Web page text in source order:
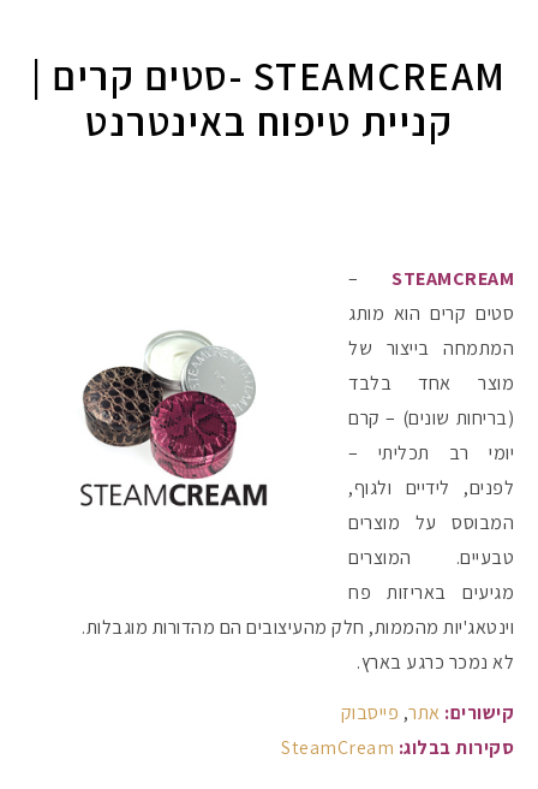
STEAMCREAM -סטים קרים |
קניית טיפוח באינטרנט
STEAMCREAM
–
סטים קרים הוא מותג
המתמחה בייצור של
מוצר אחד בלבד
(בריחות שונים) – קרם
יומי רב תכליתי –
לפנים, לידיים ולגוף,
המבוסס על מוצרים
טבעיים. המוצרים
מגיעים באריזות פח
וינטאג'יות מהממות, חלק מהעיצובים הם מהדורות מוגבלות.
לא נמכר כרגע בארץ.
קישורים: אתר, פייסבוק
סקירות בבלוג: SteamCream